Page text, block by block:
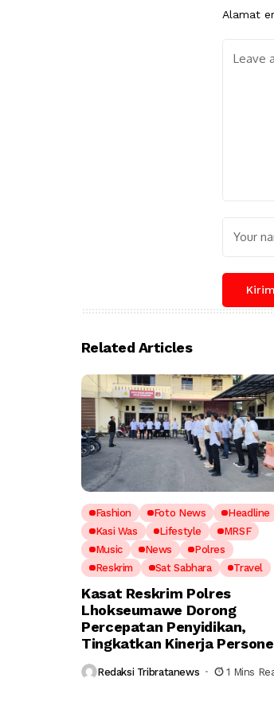
Alamat
Related Articles
Fashion Foto News
Headline
Kasi Was
Lifestyle
MRSF
Music
News
Polres
Reskrim
Sat Sabhara Travel
Kasat Reskrim Polres
Lhokseumawe Dorong
Percepatan Penyidikan,
Tingkatkan Kinerja
Redaksi Tribratanews 1 Mins